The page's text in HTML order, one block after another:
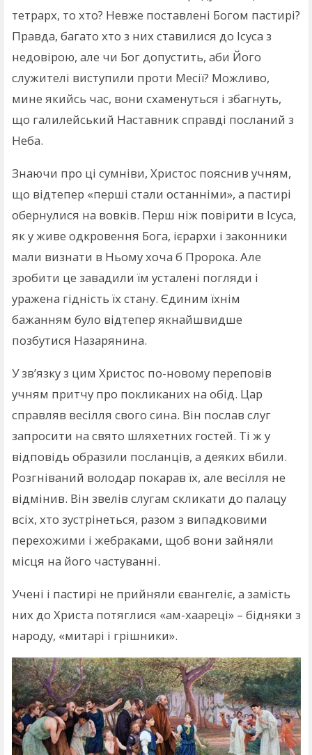
тетрарх, то хто? Невже поставлені Богом пастирі?
Правда, багато хто з них ставилися до Ісуса з
недовірою, але чи Бог допустить, аби Його
служителі виступили проти Месії? Можливо,
мине якийсь час, вони схаменуться і збагнуть,
що галилейський Наставник справді посланий з
Неба.
Знаючи про ці сумніви, Христос пояснив учням,
що відтепер «перші стали останніми», а пастирі
обернулися на вовків. Перш ніж повірити в Ісуса,
як у живе одкровення Бога, ієрархи і законники
мали визнати в Ньому хоча б Пророка. Але
зробити це завадили їм усталені погляди і
уражена гідність їх стану. Єдиним їхнім
бажанням було відтепер якнайшвидше
позбутися Назарянина.
У зв’язку з цим Христос по-новому переповів
учням притчу про покликаних на обід. Цар
справляв весілля свого сина. Він послав слуг
запросити на свято шляхетних гостей. Ті ж у
відповідь образили посланців, а деяких вбили.
Розгніваний володар покарав їх, але весілля не
відмінив. Він звелів слугам скликати до палацу
всіх, хто зустрінеться, разом з випадковими
перехожими і жебраками, щоб вони зайняли
місця на його частуванні.
Учені і пастирі не прийняли євангеліє, а замість
них до Христа потяглися «ам-хаареці» – бідняки з
народу, «митарі і грішники».